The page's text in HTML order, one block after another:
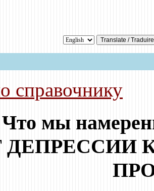
справочнику
Что мы
ДЕПРЕССИИ